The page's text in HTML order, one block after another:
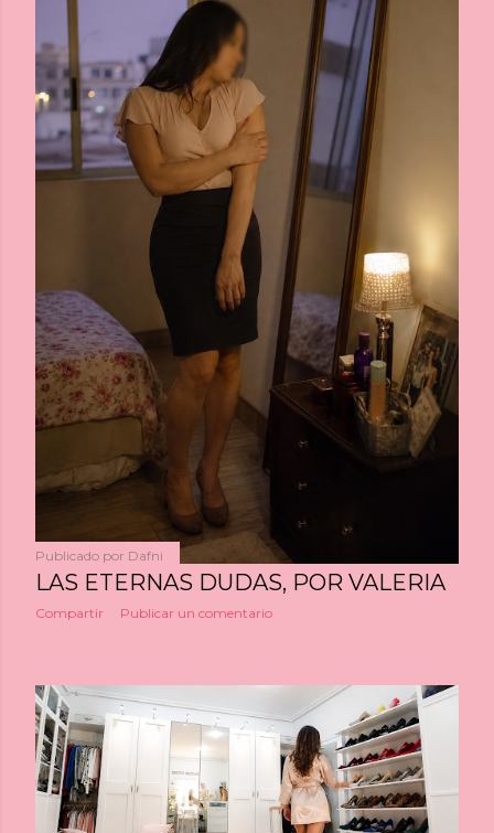
Publicado por Dafni
LAS ETERNAS DUDAS, POR VALERIA
Compartir Publicar un comentario